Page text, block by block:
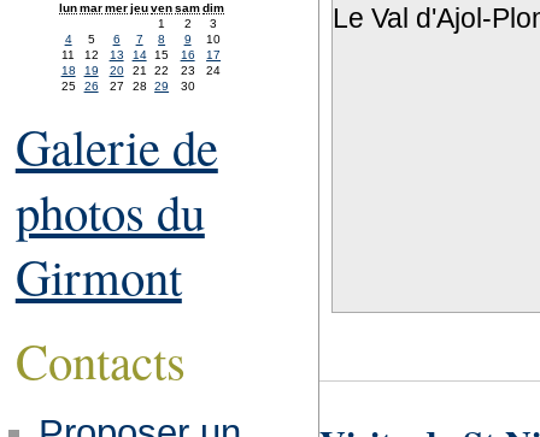
Le Val d'Ajol-
lunmarmerjeuvensamdim
1
2
3
4
5 6 7 8 9
10
11
12 13 14 15 16
17
18
19 20 21 22 23
24
25
26 27 28 29 30
Galerie de
photos du
Girmont
Contacts